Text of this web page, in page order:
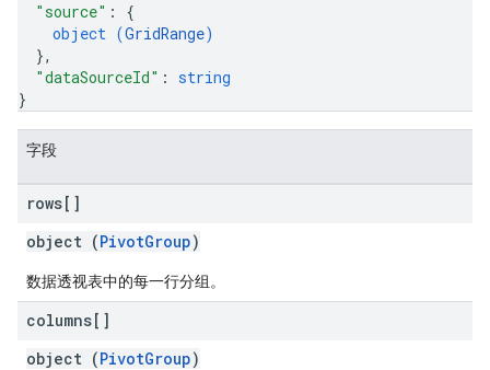
"source" : {
object (GridRange)
},
"dataSourceId" : string
}
字段
rows[]
object (PivotGroup)
数据透视表中的每一行分组。
columns[]
object (PivotGroup)